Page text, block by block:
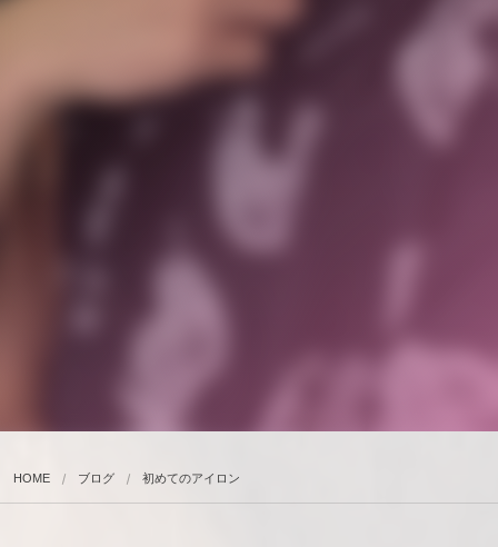
HOME ブログ 初めてのアイロン